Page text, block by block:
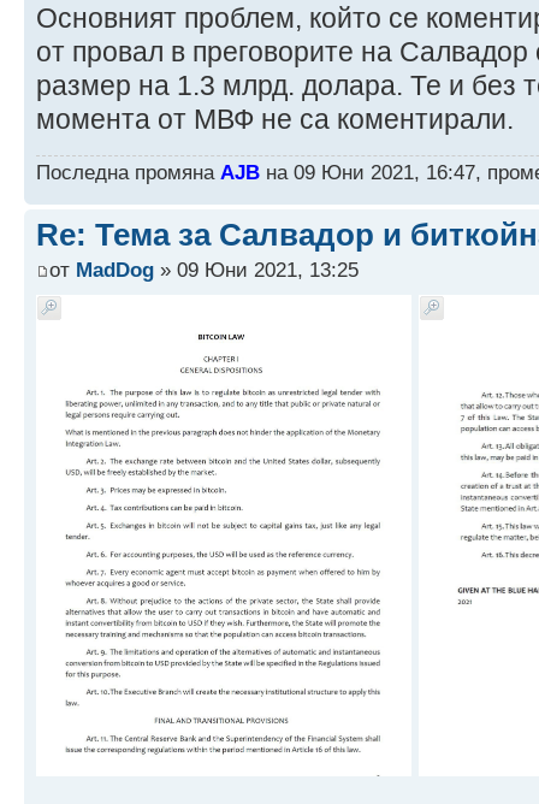
Основният проблем, който се
от провал в преговорите на
размер на 1.3 млрд. долара. Те и без
момента от МВФ не са коментирали.
Последна промяна AJB на 09 Юни 2021, 16:47,
Re: Тема за Салвадор и
от MadDog » 09 Юни 2021, 13:25